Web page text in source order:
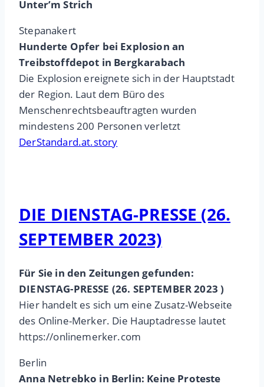
Unter’m Strich
Stepanakert
Hunderte Opfer bei Explosion an
Treibstoffdepot in Bergkarabach
Die Explosion ereignete sich in der Hauptstadt
der Region. Laut dem Büro des
Menschenrechtsbeauftragten wurden
mindestens 200 Personen verletzt
DerStandard.at.story
DIE DIENSTAG-PRESSE (26.
SEPTEMBER 2023)
Für Sie in den Zeitungen gefunden:
DIENSTAG-PRESSE (26. SEPTEMBER 2023 )
Hier handelt es sich um eine Zusatz-Webseite
des Online-Merker. Die Hauptadresse lautet
https://onlinemerker.com
Berlin
Anna Netrebko in Berlin: Keine Proteste